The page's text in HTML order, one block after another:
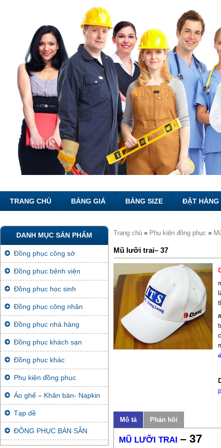
TRANG CHỦ BẢNG GIÁ BẢNG SIZE ĐẶT HÀNG
Trang chủ » Phụ kiện đồng phục »
Mũ lưỡi trai– 37
Mô tả Phản hồi
MŨ LƯỠI TRAI – 37
DANH MỤC SẢN PHẨM
Đồng phục công sở
Đồng phục bệnh viện
Đồng phục học sinh
Đồng phục công nhân
Đồng phục nhà hàng
Đồng phục khách sạn
Đồng phục khác
Phụ kiện đồng phục
Áo ghế – Khăn bàn- Napkin
Tạp dề
ĐỒNG PHỤC BÁN SẴN